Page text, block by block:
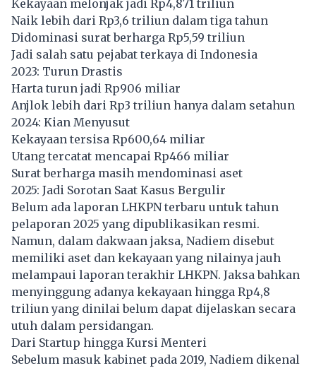
Kekayaan melonjak jadi Rp4,871 triliun
Naik lebih dari Rp3,6 triliun dalam tiga tahun
Didominasi surat berharga Rp5,59 triliun
Jadi salah satu pejabat terkaya di Indonesia
2023: Turun Drastis
Harta turun jadi Rp906 miliar
Anjlok lebih dari Rp3 triliun hanya dalam setahun
2024: Kian Menyusut
Kekayaan tersisa Rp600,64 miliar
Utang tercatat mencapai Rp466 miliar
Surat berharga masih mendominasi aset
2025: Jadi Sorotan Saat Kasus Bergulir
Belum ada laporan LHKPN terbaru untuk tahun
pelaporan 2025 yang dipublikasikan resmi.
Namun, dalam dakwaan jaksa, Nadiem disebut
memiliki aset dan kekayaan yang nilainya jauh
melampaui laporan terakhir LHKPN. Jaksa bahkan
menyinggung adanya kekayaan hingga Rp4,8
triliun yang dinilai belum dapat dijelaskan secara
utuh dalam persidangan.
Dari Startup hingga Kursi Menteri
Sebelum masuk kabinet pada 2019, Nadiem dikenal